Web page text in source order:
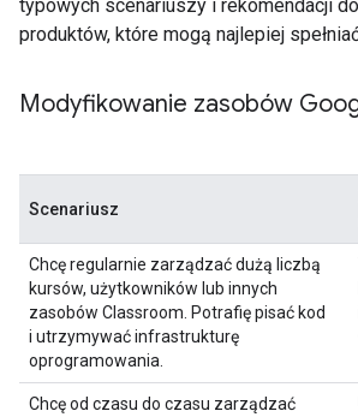
typowych scenariuszy i rekomendacji
produktów, które mogą najlepiej
Modyfikowanie zasobów
Scenariusz
Chcę regularnie zarządzać dużą liczbą
kursów, użytkowników lub innych
zasobów Classroom. Potrafię pisać kod
i utrzymywać infrastrukturę
oprogramowania.
Chcę od czasu do czasu zarządzać